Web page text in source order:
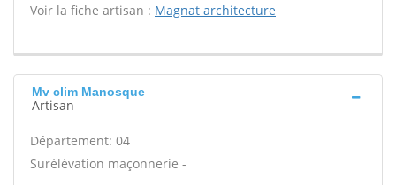
Voir la fiche artisan : Magnat architecture
Mv clim Manosque
Artisan
Département: 04
Surélévation maçonnerie -